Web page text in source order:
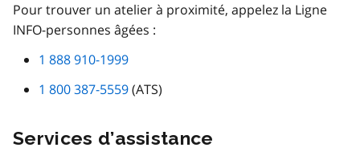
Pour trouver un atelier à proximité, appelez la Ligne
INFO-personnes âgées :
1 888 910-1999
1 800 387-5559(ATS)
Services d’assistance